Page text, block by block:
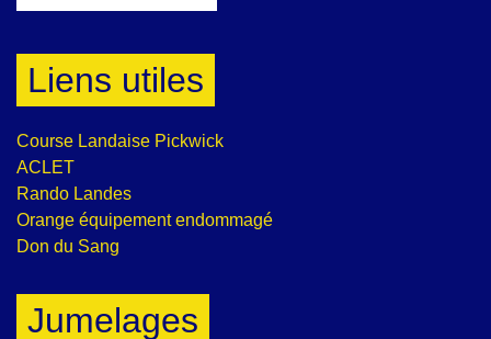
Liens utiles
Course Landaise Pickwick
ACLET
Rando Landes
Orange équipement endommagé
Don du Sang
Jumelages